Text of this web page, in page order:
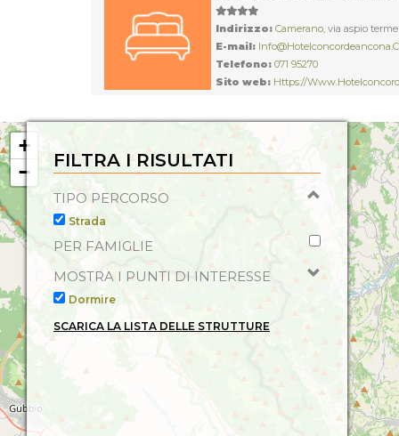
Indirizzo: Camerano, via aspio terme
E-mail:
Telefono: 071 95270
Sito web: Https://
Fotocopie, TV, Accettazione Animali
Telefono in camera, Aria condizionata in
camera (Centralino), Aria Condizionata con
Ascensore, Phon, Servizio Congressi,
+
−
FILTRA I RISULTATI
TIPO PERCORSO
Strada
PER FAMIGLIE
MOSTRA I PUNTI DI INTERESSE
Dormire
SCARICA LA LISTA DELLE STRUTTURE